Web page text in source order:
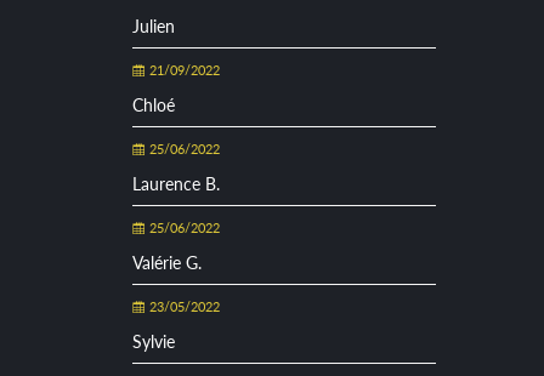
Julien
21/09/2022
Chloé
25/06/2022
Laurence B.
25/06/2022
Valérie G.
23/05/2022
Sylvie